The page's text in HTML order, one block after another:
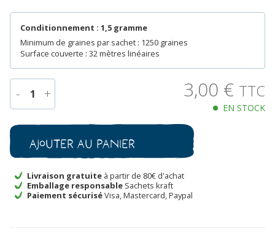
Conditionnement : 1,5 gramme
Minimum de graines par sachet : 1250 graines
Surface couverte : 32 mètres linéaires
- 1 +
de
Carotte
Longue
Sang
Bio
3,00 € TTC
EN STOCK
Ajouter au panier
Livraison gratuite à partir de 80€ d'achat
Emballage responsable Sachets kraft
Paiement sécuriséVisa, Mastercard, Paypal